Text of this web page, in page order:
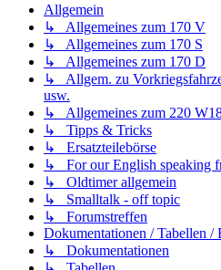
Allgemein
↳ Allgemeines zum 170 V
↳ Allgemeines zum 170 S
↳ Allgemeines zum 170 D
↳ Allgem. zu
usw.
↳ Allgemeines zum 220
↳ Tipps & Tricks
↳ Ersatzteilebörse
↳ For our English speaking
↳ Oldtimer allgemein
↳ Smalltalk - off topic
↳ Forumstreffen
Dokumentationen / Tabellen /
↳ Dokumentationen